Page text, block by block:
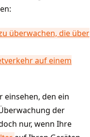
überwachen, die über
auf einem
einsehen, den ein
der
nur, wenn Ihre